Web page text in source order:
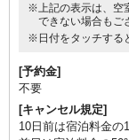
※上記の表示は、空
できない場合もご
※日付をタッチする
[予約金]
不要
[キャンセル規定]
10日前は宿泊料金の